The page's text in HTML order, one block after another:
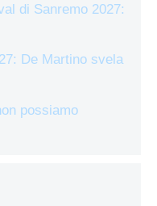
di Sanremo 2027:
De Martino svela
possiamo